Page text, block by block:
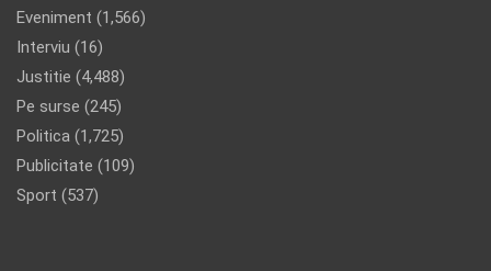
Eveniment (1,566)
Interviu (16)
Justitie (4,488)
Pe surse (245)
Politica (1,725)
Publicitate (109)
Sport (537)